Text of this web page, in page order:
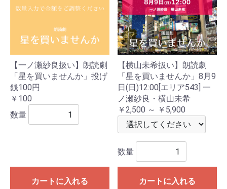
【一ノ瀬紗良扱い】朗読劇
「星を買いませんか」投げ
銭100円
￥100
数量
カートに入れる
【横山未希扱い】朗読劇
「星を買いませんか」8月9
日(日)12:00[エリア543] 一
ノ瀬紗良・横山未希
￥2,500 ～ ￥5,900
数量
カートに入れる